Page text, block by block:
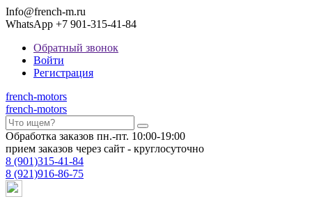
Info@french-m.ru
WhatsApp +7 901-315-41-84
Обратный звонок
Войти
Регистрация
french-motors
french-motors
Обработка заказов пн.-пт. 10:00-19:00
прием заказов через сайт - круглосуточно
8 (901)315-41-84
8 (921)916-86-75